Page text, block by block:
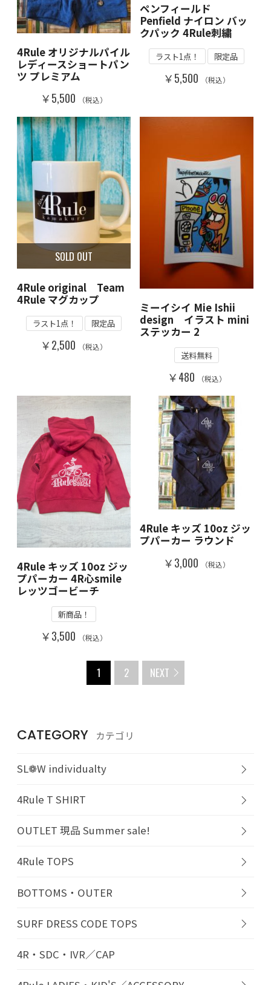
CATEGORY カテゴリ
SL❁W individualty
4Rule T SHIRT
OUTLET 現品 Summer sale!
4Rule TOPS
BOTTOMS・OUTER
SURF DRESS CODE TOPS
4R・SDC・IVR／CAP
4Rule オリジナルパイル
レディースショートパン
ツ プレミアム
￥5,500 （税込）
ペンフィールド
Penfield ナイロン バッ
クパック 4Rule刺繍
ラスト1点！ 限定品
￥5,500 （税込）
SOLD OUT
4Rule original Team
4Rule マグカップ
ラスト1点！ 限定品
￥2,500 （税込）
ミーイシイ Mie Ishii
design イラスト mini
ステッカー 2
送料無料
￥480 （税込）
4Rule キッズ 10oz ジッ
プパーカー 4R心smile
レッツゴービーチ
新商品！
￥3,500 （税込）
4Rule キッズ 10oz ジッ
プパーカー ラウンド
￥3,000 （税込）
1 2 NEXT